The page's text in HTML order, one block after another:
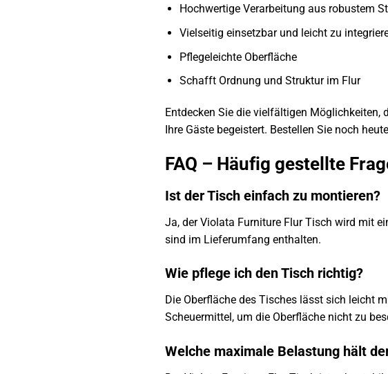
Hochwertige Verarbeitung aus robustem
Vielseitig einsetzbar und leicht zu
Pflegeleichte Oberfläche
Schafft Ordnung und Struktur im Flur
Entdecken Sie die vielfältigen Möglichkeiten,
Ihre Gäste begeistert. Bestellen Sie noch
FAQ – Häufig gestellte
Ist der Tisch einfach zu montieren?
Ja, der Violata Furniture Flur Tisch wird mit
sind im Lieferumfang enthalten.
Wie pflege ich den Tisch richtig?
Die Oberfläche des Tisches lässt sich leicht
Scheuermittel, um die Oberfläche nicht zu
Welche maximale Belastung hält